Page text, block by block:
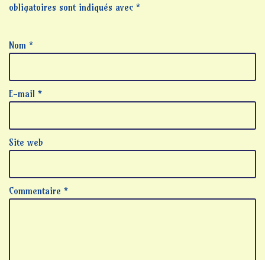
obligatoires sont indiqués avec *
Nom *
E-mail *
Site web
Commentaire *